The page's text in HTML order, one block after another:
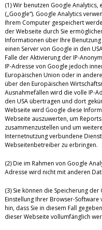
(1) Wir benutzen Google
(„Google“). Google Analytics
Ihrem Computer gespeichert
der Webseite durch Sie
Informationen über Ihre
einen Server von Google in den
Falle der Aktivierung der IP-
IP-Adresse von Google jedoch
Europäischen Union oder in
über den Europäischen
Ausnahmefällen wird die volle IP-
den USA übertragen und dort
Webseite wird Google diese
Webseite auszuwerten, um
zusammenzustellen und um
Internetnutzung verbundene
Webseitenbetreiber zu erbringen.
(2) Die im Rahmen von Google
Adresse wird nicht mit anderen
(3) Sie können die Speicherung
Einstellung Ihrer Browser-
hin, dass Sie in diesem Fall
dieser Webseite vollumfänglich